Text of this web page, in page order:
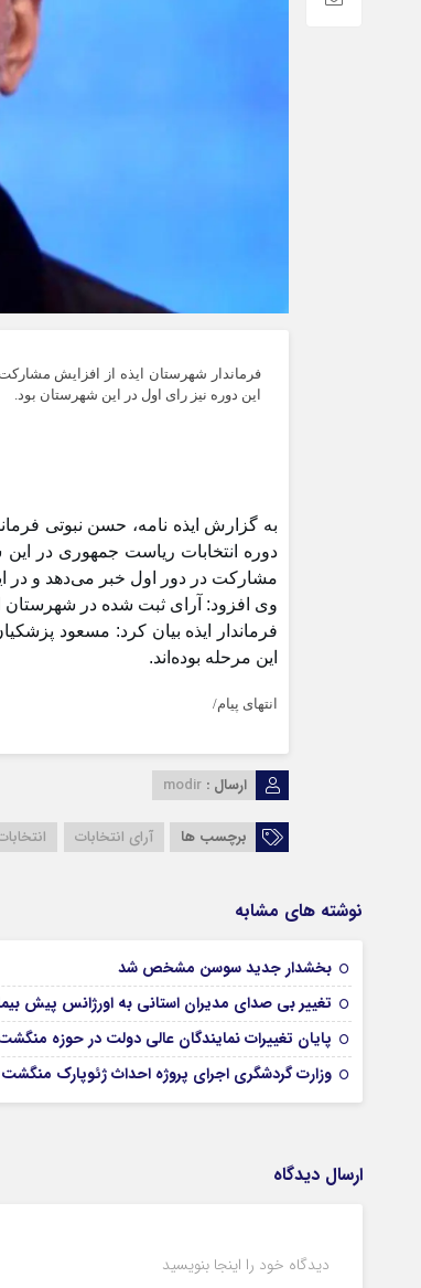
فرماندار شهرستان ایذه از افزایش
این دوره نیز رای اول در این شهرستان بود.
به گزارش ایذه نامه، حسن نبوتی
دوره انتخابات ریاست جمهوری در
مشارکت در دور اول خبر می‌دهد و در این دوره
وی افزود: آرای ثبت شده در شهرستان ایذه ۵۶ هزار و ۴۱۲ رای
این مرحله بوده‌اند.
انتهای پیام/
ارسال : modir
برچسب ها آرای انتخابات
نوشته های مشابه
بخشدار جدید سوسن مشخص شد
تغییر بی صدای مدیران استانی به اورژانس پیش
پایان تغییرات نمایندگان عالی دولت در حوزه
وزارت گردشگری اجرای پروژه احداث ژئوپارک
ارسال دیدگاه
دیدگاه خود را اینجا بنویسید